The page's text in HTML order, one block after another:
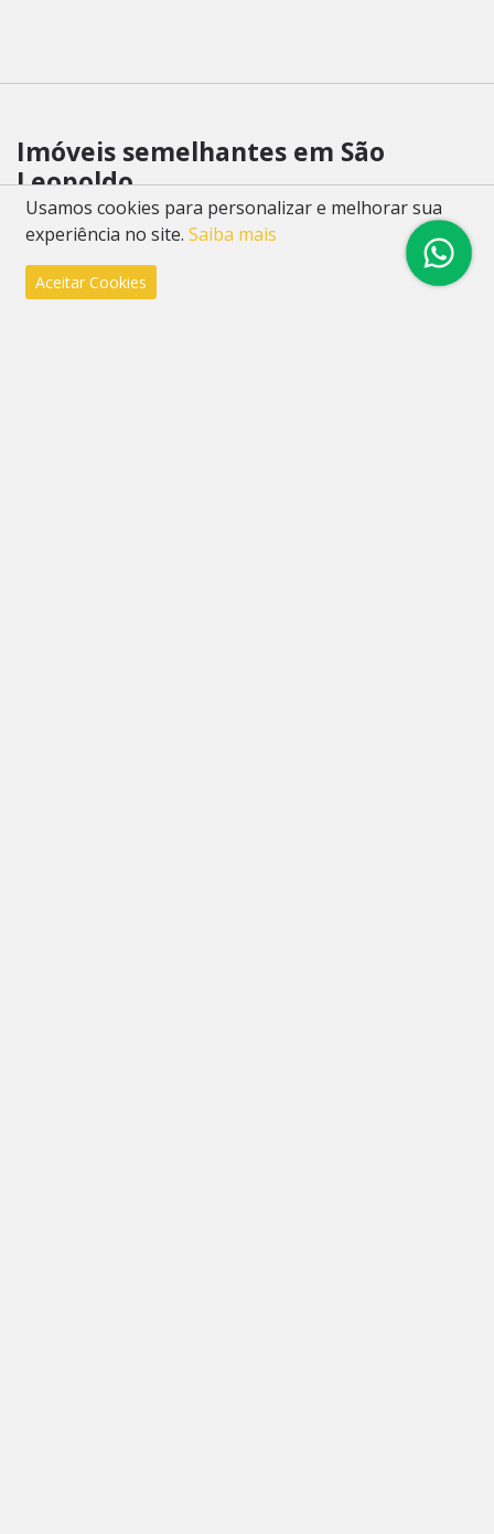
Imóveis semelhantes em São
Leopoldo
51
Apartamento
Residencial Tênis Clube, São Leopoldo
Usamos cookies para personalizar e melhorar sua
experiência no site. Saiba mais
Aceitar Cookies